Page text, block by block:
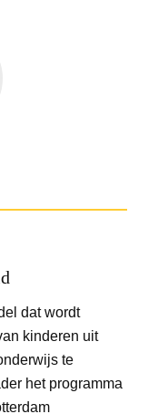
dat wordt
kinderen uit
te
het programma